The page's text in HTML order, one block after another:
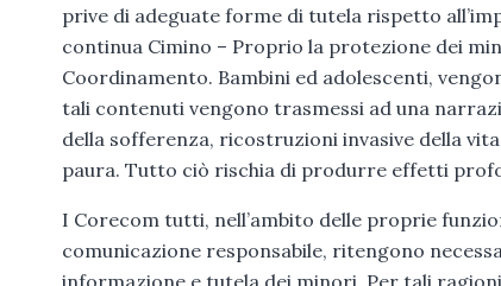
prive di adeguate forme di tutela rispetto
continua Cimino – Proprio la protezione dei
Coordinamento. Bambini ed adolescenti,
tali contenuti vengono trasmessi ad una
della sofferenza, ricostruzioni invasive della
paura. Tutto ciò rischia di produrre effetti
I Corecom tutti, nell’ambito delle proprie
comunicazione responsabile, ritengono